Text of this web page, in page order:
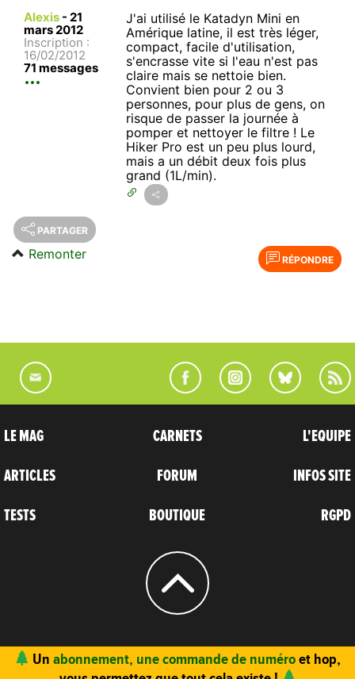
Alexis - 21
mars 2012
Inscription :
16/02/2012
71 messages
J'ai utilisé le Katadyn Mini en
Amérique latine, il est très léger,
compact, facile d'utilisation,
s'encrasse vite si l'eau n'est pas
claire mais se nettoie bien.
Convient bien pour 2 ou 3
personnes, pour plus de gens, on
risque de passer la journée à
pomper et nettoyer le filtre ! Le
Hiker Pro est un peu plus lourd,
mais a un débit deux fois plus
grand (1L/min).
PARTAGER
RÉPONDRE
Remonter
LE MAG
ARTICLES
TESTS
CARNETS
FORUM
BOUTIQUE
L'EQUIPE
INFOS SITE
RGPD
© 2004 - 2026 CARNETS D’AVENTURES
Un abonnement, une commande de numéroet hop,